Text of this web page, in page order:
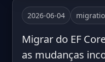
2026-06-04
Migrar do EF
as mudanças